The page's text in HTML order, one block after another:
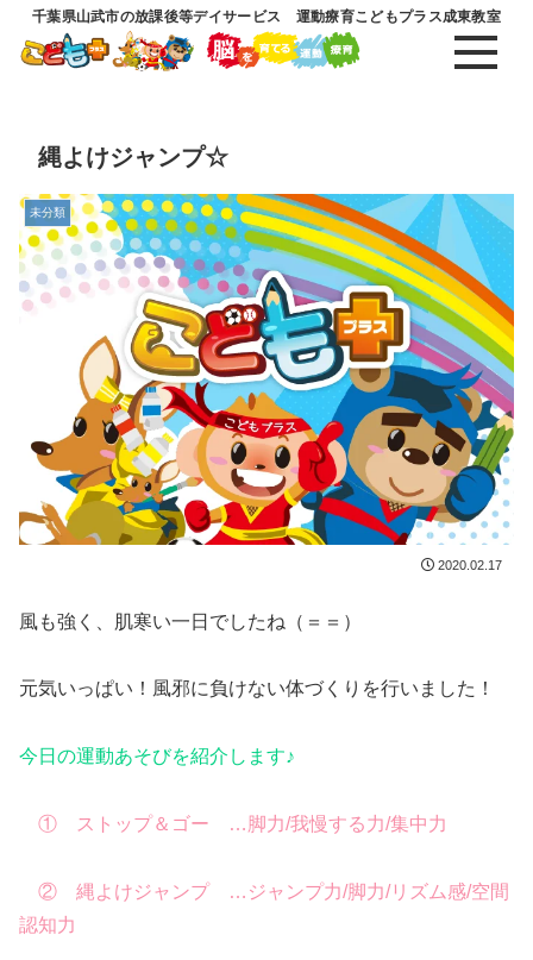
千葉県山武市の放課後等デイサービス 運動療育こどもプラス成東教室
縄よけジャンプ☆
未分類
2020.02.17
風も強く、肌寒い一日でしたね（＝＝）
元気いっぱい！風邪に負けない体づくりを行いました！
今日の運動あそびを紹介します♪
① ストップ＆ゴー …脚力/我慢する力/集中力
② 縄よけジャンプ …ジャンプ力/脚力/リズム感/空間
認知力